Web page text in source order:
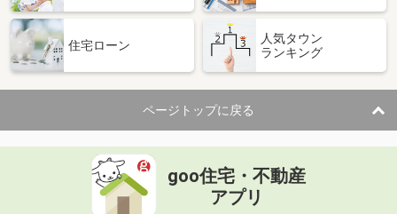
住宅ローン
人気タウン
ランキング
ページトップに戻る
goo住宅・不動産
アプリ